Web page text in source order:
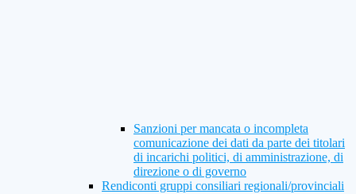
Sanzioni per mancata o incompleta
comunicazione dei dati da parte dei titolari
di incarichi politici, di amministrazione, di
direzione o di governo
Rendiconti gruppi consiliari regionali/provinciali